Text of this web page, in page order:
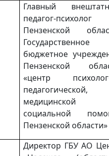
Главный
педагог-психолог
Пензенской
Государственное
бюджетное
Пензенской
«центр
педагогической,
социальной
Пензенской области»
Директор ГБУ АО